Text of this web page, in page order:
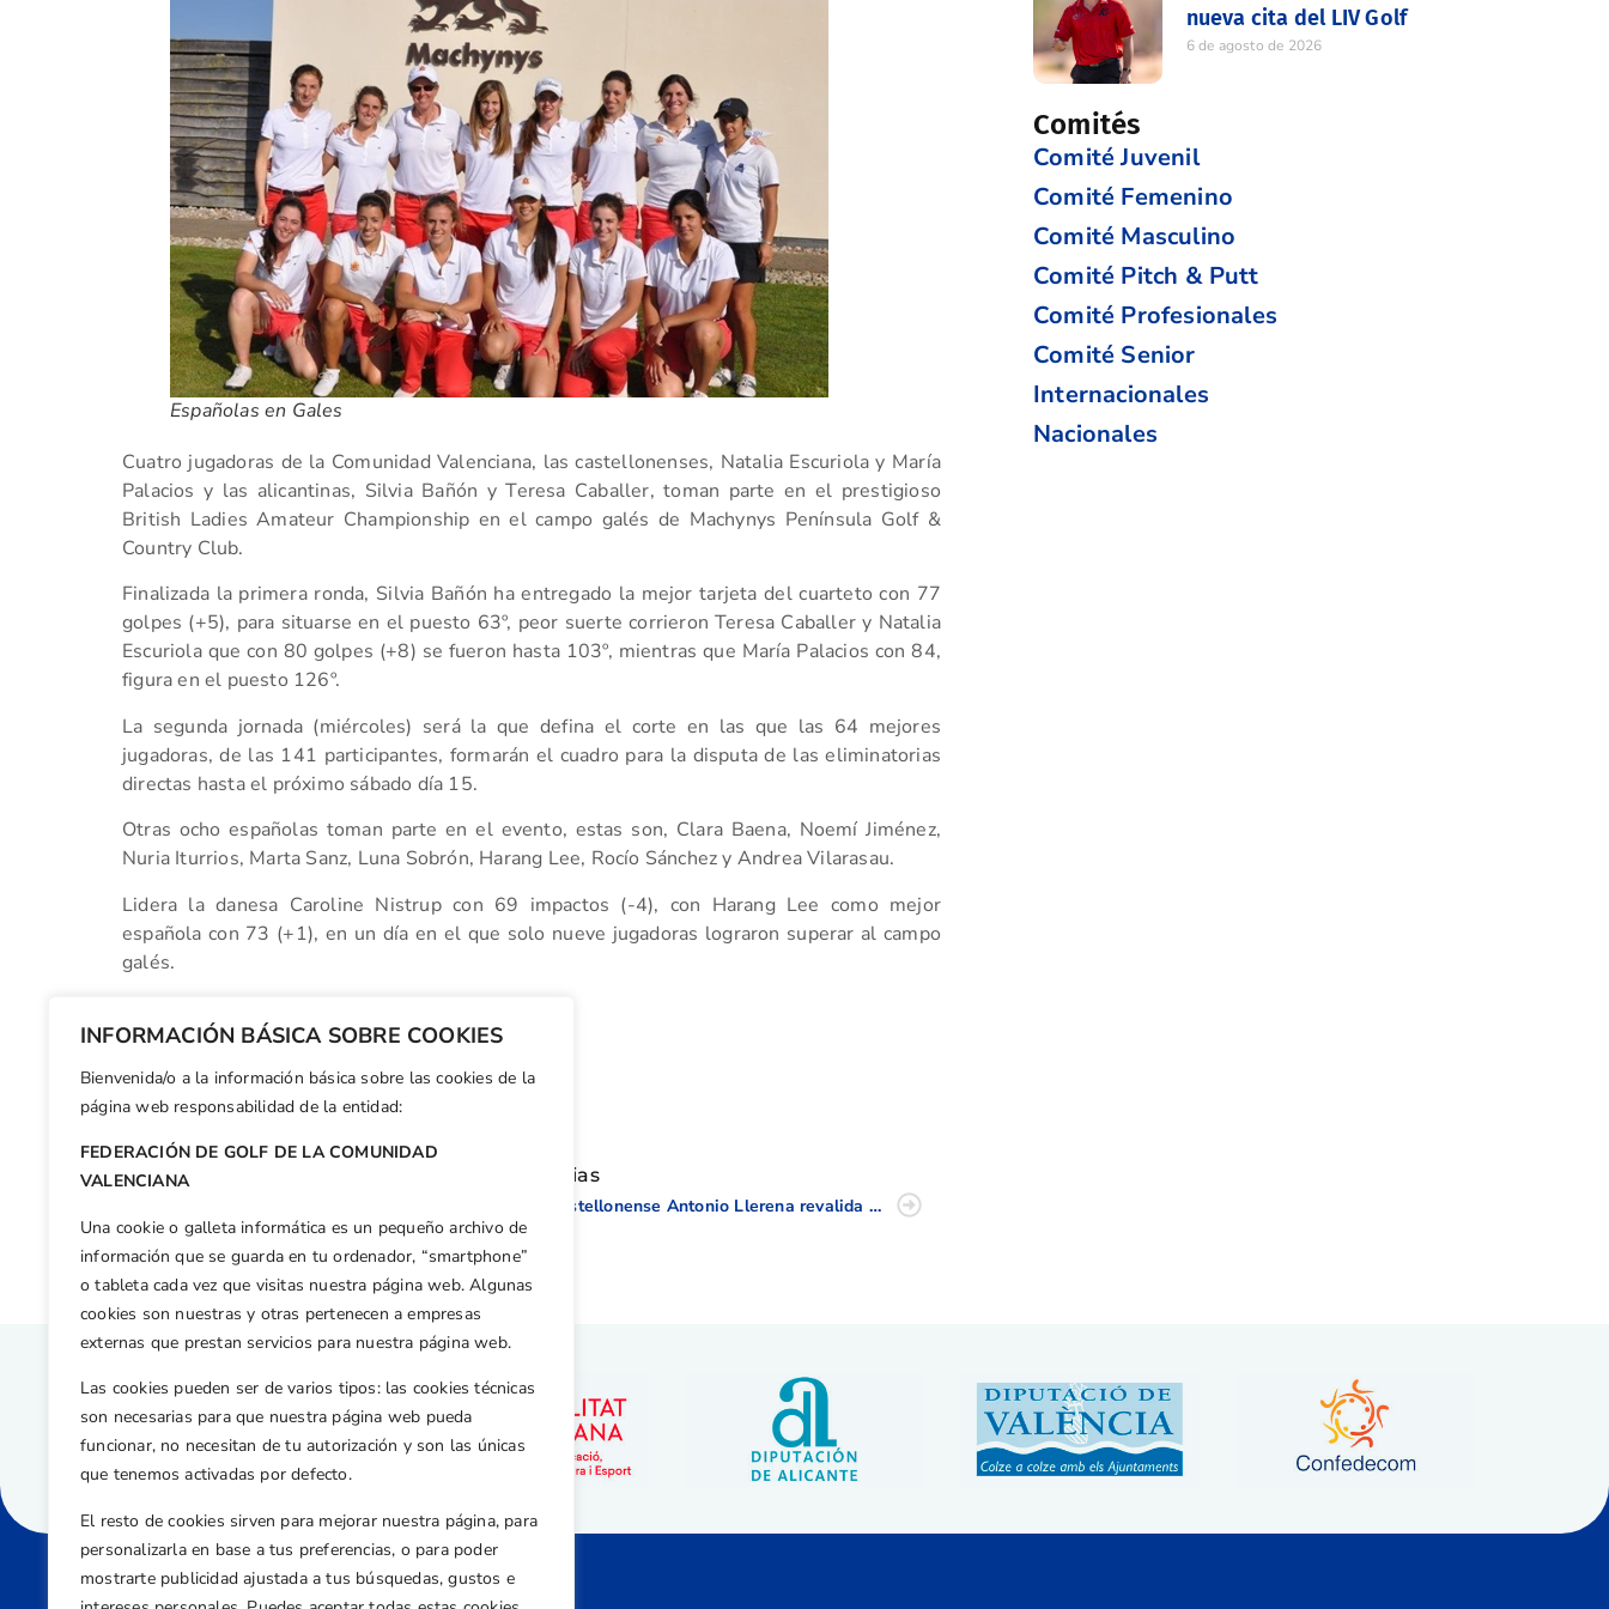
INFORMACIÓN BÁSICA SOBRE COOKIES
Bienvenida/o a la información básica sobre las cookies de la
página web responsabilidad de la entidad:
FEDERACIÓN DE GOLF DE LA COMUNIDAD
VALENCIANA
Una cookie o galleta informática es un pequeño archivo de
información que se guarda en tu ordenador, “smartphone”
o tableta cada vez que visitas nuestra página web. Algunas
cookies son nuestras y otras pertenecen a empresas
externas que prestan servicios para nuestra página web.
Las cookies pueden ser de varios tipos: las cookies técnicas
son necesarias para que nuestra página web pueda
funcionar, no necesitan de tu autorización y son las únicas
que tenemos activadas por defecto.
El resto de cookies sirven para mejorar nuestra página, para
personalizarla en base a tus preferencias, o para poder
mostrarte publicidad ajustada a tus búsquedas, gustos e
Españolas en Gales
Cuatro jugadoras de la Comunidad Valenciana, las castellonenses, Natalia Escuriola y María
Palacios y las alicantinas, Silvia Bañón y Teresa Caballer, toman parte en el prestigioso
British Ladies Amateur Championship en el campo galés de Machynys Península Golf &
Country Club.
Finalizada la primera ronda, Silvia Bañón ha entregado la mejor tarjeta del cuarteto con 77
golpes (+5), para situarse en el puesto 63º, peor suerte corrieron Teresa Caballer y Natalia
Escuriola que con 80 golpes (+8) se fueron hasta 103º, mientras que María Palacios con 84,
figura en el puesto 126º.
La segunda jornada (miércoles) será la que defina el corte en las que las 64 mejores
jugadoras, de las 141 participantes, formarán el cuadro para la disputa de las eliminatorias
directas hasta el próximo sábado día 15.
Otras ocho españolas toman parte en el evento, estas son, Clara Baena, Noemí Jiménez,
Nuria Iturrios, Marta Sanz, Luna Sobrón, Harang Lee, Rocío Sánchez y Andrea Vilarasau.
Lidera la danesa Caroline Nistrup con 69 impactos (-4), con Harang Lee como mejor
española con 73 (+1), en un día en el que solo nueve jugadoras lograron superar al campo
galés.
Facebook
X WhatsApp
LinkedIn
Email
Otras noticias
El castellonense Antonio Llerena revalida título como campeón de España de Golf Adaptado en Foressos
nueva cita del LIV Golf
6 de agosto de 2026
Comités
Comité Juvenil
Comité Femenino
Comité Masculino
Comité Pitch & Putt
Comité Profesionales
Comité Senior
Internacionales
Nacionales